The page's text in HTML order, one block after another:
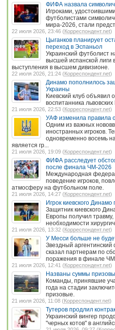
ФИФА назвала
Игроками,
футболистами
мира-2026, стали
22 июля 2026, 23:46 (Корреспондент.net)
Цыганков планирует
переход в Эспаньол
Украинский футболист
высшей испанской лиги
выступления в высшем дивизионе.
22 июля 2026, 21:24 (Корреспондент.net)
Динамо пополнилось
Украины
Киевский клуб объявил
воспитанника
21 июля 2026, 22:53 (Корреспондент.net)
УАФ изменила правила
Одним из важных
иностранных игроков.
одновременно восемь
является гр...
21 июля 2026, 19:09 (Корреспондент.net)
ФИФА расследует
после финала ЧМ-2026
Международная
поведение игроков,
атмосферу на футбольном поле.
21 июля 2026, 14:27 (Корреспондент.net)
Игрок киевского
Защитник киевского
Европы получил травму,
необходимости
21 июля 2026, 13:32 (Корреспондент.net)
У Месси больше не
Звездный аргентинский
сказал партнерам по
поражения в финале ЧМ-
21 июля 2026, 12:41 (Корреспондент.net)
Названы суммы
Команды, принявшие
года на стадии
призовые.
21 июля 2026, 11:08 (Корреспондент.net)
Тутеров продлил
Украинский вингер
"черных котов" в